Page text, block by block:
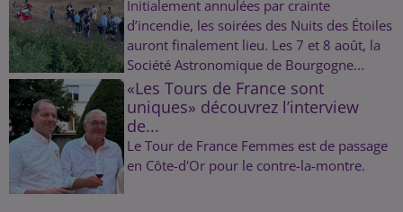
Initialement annulées par crainte
d’incendie, les soirées des Nuits des Étoiles
auront finalement lieu. Les 7 et 8 août, la
Société Astronomique de Bourgogne...
«Les Tours de France sont
uniques» découvrez l’interview
de...
Le Tour de France Femmes est de passage
en Côte-d'Or pour le contre-la-montre.